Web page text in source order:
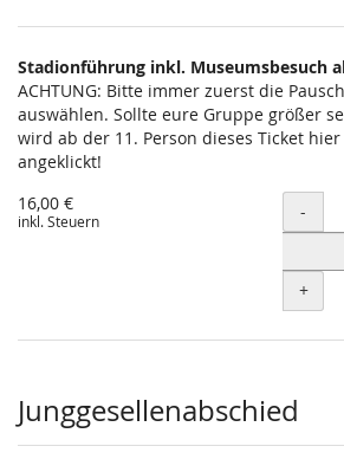
Stadionführung inkl. Museumsbesuch
ACHTUNG: Bitte immer zuerst die
auswählen. Sollte eure Gruppe größer
wird ab der 11. Person dieses Ticket
angeklickt!
16,00 €
inkl. Steuern Menge
-
+
Junggesellenabschied